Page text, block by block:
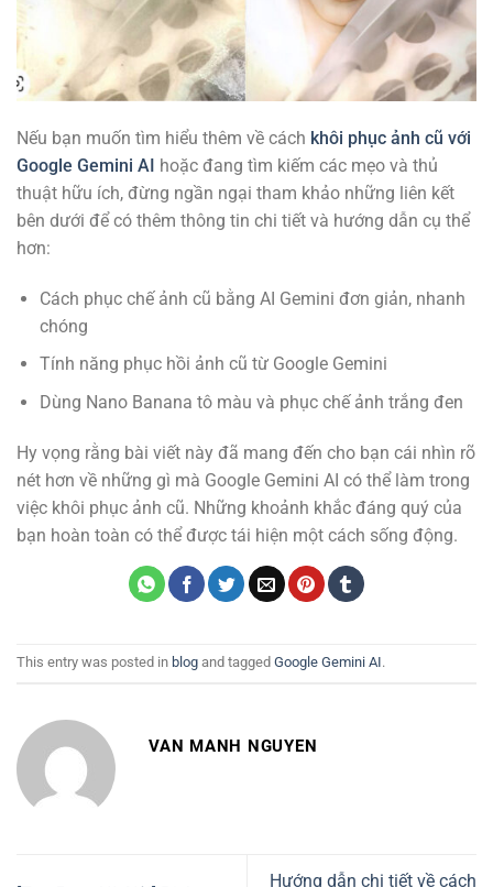
Nếu bạn muốn tìm hiểu thêm về cách khôi phục ảnh cũ với
Google Gemini AI hoặc đang tìm kiếm các mẹo và thủ
thuật hữu ích, đừng ngần ngại tham khảo những liên kết
bên dưới để có thêm thông tin chi tiết và hướng dẫn cụ thể
hơn:
Cách phục chế ảnh cũ bằng AI Gemini đơn giản, nhanh
chóng
Tính năng phục hồi ảnh cũ từ Google Gemini
Dùng Nano Banana tô màu và phục chế ảnh trắng đen
Hy vọng rằng bài viết này đã mang đến cho bạn cái nhìn rõ
nét hơn về những gì mà Google Gemini AI có thể làm trong
việc khôi phục ảnh cũ. Những khoảnh khắc đáng quý của
bạn hoàn toàn có thể được tái hiện một cách sống động.
This entry was posted in blog and tagged Google Gemini AI.
VAN MANH NGUYEN
Hướng dẫn chi tiết về cách